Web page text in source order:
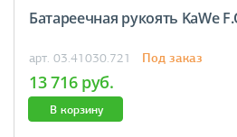
Батареечная рукоять KaWe
арт. 03.41030.721 Под заказ
13 716 руб.
В корзину